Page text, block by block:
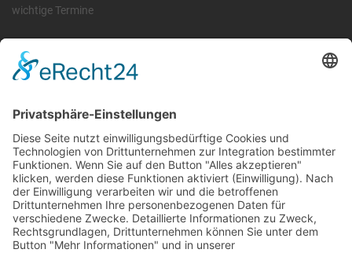
wichtige Termine
Information
Sachsen und Thüringen. Er ist als eingetragener Verein tätig und
gleichzeitig Veranstalter der Spiele der Regionalliga in
verschiedenen Ligen.